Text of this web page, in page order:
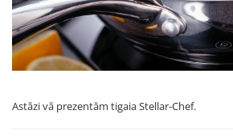
Fructiere si cosuri
Naproane si capace acoperire
alimente
Oliviere si solnite
Suporturi oale
Rafturi
Suporturi
Ceasuri decorative
Covorase intrare
Suporturi si rame fotografii
Odorizante
Rucsacuri
Astăzi vă prezentăm tigaia Stellar-Chef.